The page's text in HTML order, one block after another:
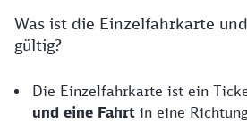
Was ist die Einzelfahrkarte
gültig?
Die Einzelfahrkarte ist ein
und eine Fahrt in eine